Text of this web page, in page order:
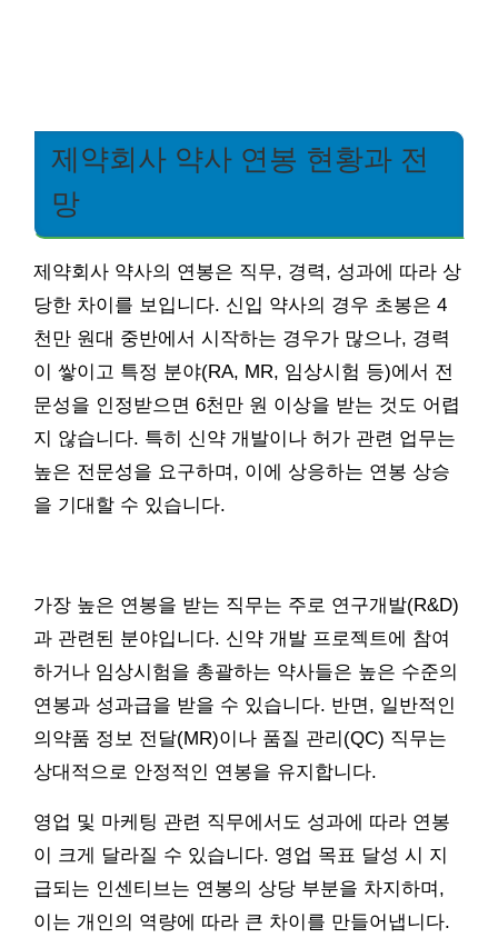
제약회사 약사 연봉 현황과 전
망
제약회사 약사의 연봉은 직무, 경력, 성과에 따라 상
당한 차이를 보입니다. 신입 약사의 경우 초봉은 4
천만 원대 중반에서 시작하는 경우가 많으나, 경력
이 쌓이고 특정 분야(RA, MR, 임상시험 등)에서 전
문성을 인정받으면 6천만 원 이상을 받는 것도 어렵
지 않습니다. 특히 신약 개발이나 허가 관련 업무는
높은 전문성을 요구하며, 이에 상응하는 연봉 상승
을 기대할 수 있습니다.
가장 높은 연봉을 받는 직무는 주로 연구개발(R&D)
과 관련된 분야입니다. 신약 개발 프로젝트에 참여
하거나 임상시험을 총괄하는 약사들은 높은 수준의
연봉과 성과급을 받을 수 있습니다. 반면, 일반적인
의약품 정보 전달(MR)이나 품질 관리(QC) 직무는
상대적으로 안정적인 연봉을 유지합니다.
영업 및 마케팅 관련 직무에서도 성과에 따라 연봉
이 크게 달라질 수 있습니다. 영업 목표 달성 시 지
급되는 인센티브는 연봉의 상당 부분을 차지하며,
이는 개인의 역량에 따라 큰 차이를 만들어냅니다.